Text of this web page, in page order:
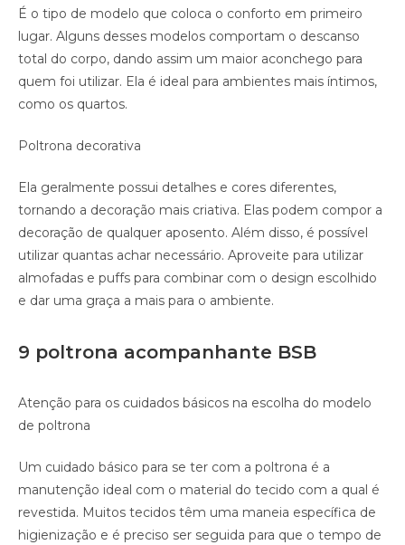
É o tipo de modelo que coloca o conforto em primeiro
lugar. Alguns desses modelos comportam o descanso
total do corpo, dando assim um maior aconchego para
quem foi utilizar. Ela é ideal para ambientes mais íntimos,
como os quartos.
Poltrona decorativa
Ela geralmente possui detalhes e cores diferentes,
tornando a decoração mais criativa. Elas podem compor a
decoração de qualquer aposento. Além disso, é possível
utilizar quantas achar necessário. Aproveite para utilizar
almofadas e puffs para combinar com o design escolhido
e dar uma graça a mais para o ambiente.
9 poltrona acompanhante BSB
Atenção para os cuidados básicos na escolha do modelo
de poltrona
Um cuidado básico para se ter com a poltrona é a
manutenção ideal com o material do tecido com a qual é
revestida. Muitos tecidos têm uma maneia específica de
higienização e é preciso ser seguida para que o tempo de